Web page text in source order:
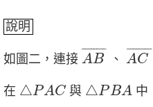
說明
如圖二，連接
¯¯¯¯¯¯¯¯
AB
AB¯
、
¯¯¯¯¯¯¯¯
AC
AC¯
在 △PAC
△ PAC 與 △PBA
△ P BA 中